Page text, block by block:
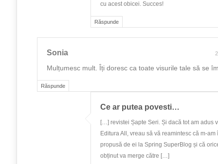
Răspunde
cu acest obicei. Succes!
Răspunde
Sonia
Mulțumesc mult. Îți doresc ca toate visurile tale să se
Ce ar putea povesti…
[…] revistei Șapte Seri. Și dacă tot am adus
Editura All, vreau să vă reamintesc că m-
propusă de ei la Spring SuperBlog și că
obținut va merge către […]